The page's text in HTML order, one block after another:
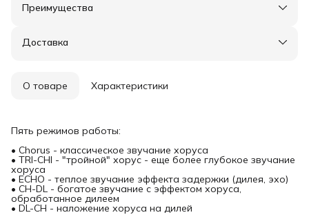
Преимущества
Оплата частями в Сплит
Удобный возврат
Доставка
О товаре Характеристики
Пять режимов работы:
• Chorus - классическое звучание хоруса
• TRI-CHI - "тройной" хорус - еще более глубокое звучание
хоруса
• ECHO - теплое звучание эффекта задержки (дилея, эхо)
• CH-DL - богатое звучание с эффектом хоруса,
обработанное дилеем
• DL-CH - наложение хоруса на дилей